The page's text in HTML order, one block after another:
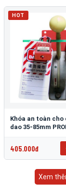
HOT
Khóa an toàn cho
dao 35-85mm
405.000đ
Xem